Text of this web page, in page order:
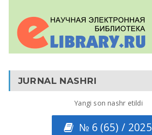
JURNAL NASHRI
Yangi son nashr etildi
№ 6 (65) / 2025